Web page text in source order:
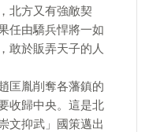
北方又有強敵契
任由驕兵悍將一如
敢於販弄天子的人
匡胤削奪各藩鎮的
收歸中央。這是北
文抑武」國策邁出